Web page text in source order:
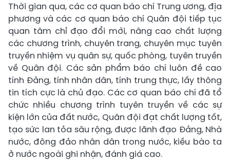
Thời gian qua, các cơ quan báo chí Trung ương, địa
phương và các cơ quan báo chí Quân đội tiếp tục
quan tâm chỉ đạo đổi mới, nâng cao chất lượng
các chương trình, chuyên trang, chuyên mục tuyên
truyền nhiệm vụ quân sự, quốc phòng, tuyên truyền
về Quân đội. Các sản phẩm báo chí luôn đề cao
tính Đảng, tính nhân dân, tính trung thực, lấy thông
tin tích cực là chủ đạo. Các cơ quan báo chí đã tổ
chức nhiều chương trình tuyên truyền về các sự
kiện lớn của đất nước, Quân đội đạt chất lượng tốt,
tạo sức lan tỏa sâu rộng, được lãnh đạo Đảng, Nhà
nước, đông đảo nhân dân trong nước, kiều bào ta
ở nước ngoài ghi nhận, đánh giá cao.